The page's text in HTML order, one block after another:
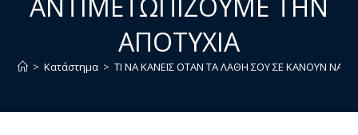
ΑΠΟΤΥΧΙΑ
> Κατάστημα > ΤΙ ΝΑ ΚΑΝΕΙΣ ΟΤΑΝ ΤΑ ΛΑΘΗ ΣΟΥ ΣΕ ΚΑΝΟΥΝ ΝΑ